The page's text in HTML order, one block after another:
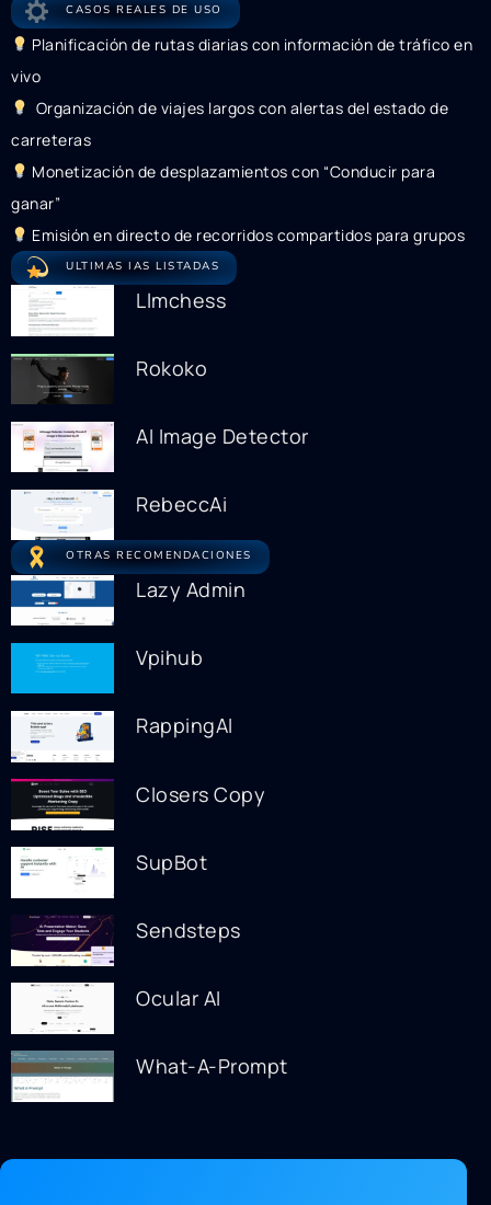
CASOS REALES DE USO
Planificación de rutas diarias con información de tráfico en
vivo
Organización de viajes largos con alertas del estado de
carreteras
Monetización de desplazamientos con “Conducir para
ganar”
Emisión en directo de recorridos compartidos para grupos
ULTIMAS IAS LISTADAS
Llmchess
Rokoko
AI Image Detector
RebeccAi
OTRAS RECOMENDACIONES
Lazy Admin
Vpihub
RappingAI
Closers Copy
SupBot
Sendsteps
Ocular AI
What-A-Prompt